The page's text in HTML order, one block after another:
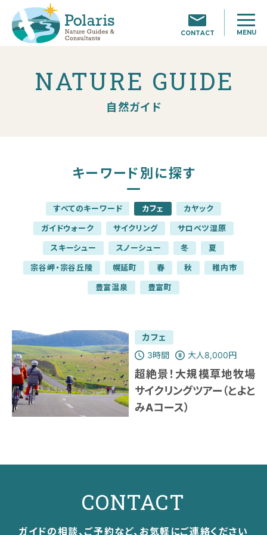
CONTACT MENU
NATURE GUIDE
自然ガイド
キーワード別に探す
すべてのキーワード カフェ カヤック
ガイドウォーク サイクリング サロベツ湿原
スキーシュー スノーシュー 冬 夏
宗谷岬・宗谷丘陵 幌延町 春 秋 稚内市
豊富温泉 豊富町
カフェ
3時間
大人8,000円
超絶景！大規模草地牧場
サイクリングツアー（とよと
みAコース）
CONTACT
ガイドの相談、ご予約など、お気軽にご連絡ください